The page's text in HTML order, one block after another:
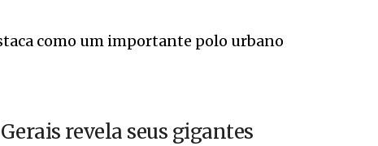
como um importante polo urbano
revela seus gigantes